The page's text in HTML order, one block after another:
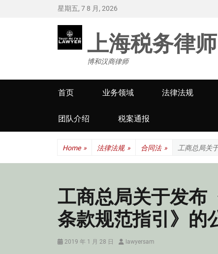
星期五, 7 8 月, 2026
上海税务律
博和汉商律师
Primary
menu
首页 业务领域 法律法规
团队介绍 税案通报
Home » 法律法规 » 合同法 » 工商总局关
工商总局关于发布
条款规范指引》的
Posted
2019 年 1 月 28 日 Authorlawyersam